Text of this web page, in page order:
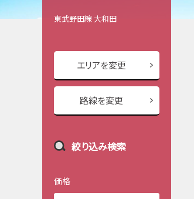
東武野田線 大和田
エリアを変更
路線を変更
絞り込み検索
価格